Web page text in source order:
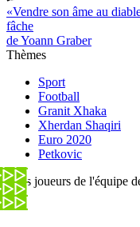
«Vendre son âme au
fâche
de Yoann Graber
Thèmes
Sport
Football
Granit Xhaka
Xherdan Shaqiri
Euro 2020
Petkovic
«Les joueurs de l'équipe